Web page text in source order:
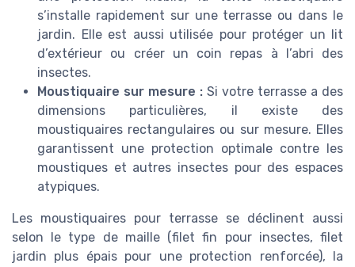
s’installe rapidement sur une terrasse ou dans le
jardin. Elle est aussi utilisée pour protéger un lit
d’extérieur ou créer un coin repas à l’abri des
insectes.
Moustiquaire sur mesure : Si votre terrasse a des
dimensions particulières, il existe des
moustiquaires rectangulaires ou sur mesure. Elles
garantissent une protection optimale contre les
moustiques et autres insectes pour des espaces
atypiques.
Les moustiquaires pour terrasse se déclinent aussi
selon le type de maille (filet fin pour insectes, filet
jardin plus épais pour une protection renforcée), la